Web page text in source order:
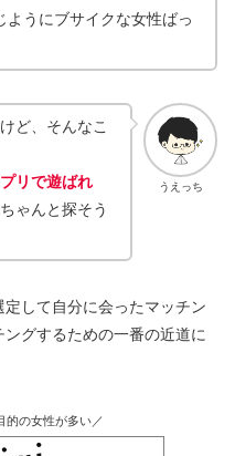
ようにブサイクな女性ばっ
うえっち
ど、そんなこ
リで遊ばれ
ゃんと探そう
して自分に会ったマッチン
グするための一番の近道に
的の女性が多い／